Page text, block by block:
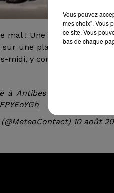
mal ! Une vidéo postée
une plage d'Antibes.
midi, y compris des
à Antibes (06) à la plage
10 août
Vous pouvez
mes choix". Vous
ce site. Vous
bas de chaque